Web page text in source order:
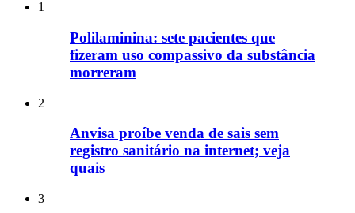
1
Polilaminina: sete pacientes que
fizeram uso compassivo da substância
morreram
2
Anvisa proíbe venda de sais sem
registro sanitário na internet; veja
quais
3